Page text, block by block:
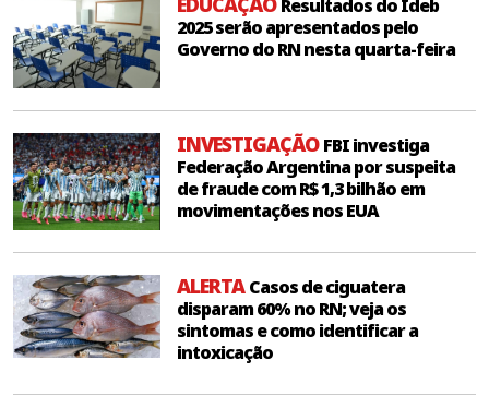
Resultados do Ideb
2025 serão apresentados pelo
Governo do RN nesta quarta-feira
INVESTIGAÇÃOFBI investiga
Federação Argentina por suspeita
de fraude com R$ 1,3 bilhão em
movimentações nos EUA
ALERTACasos de ciguatera
disparam 60% no RN; veja os
sintomas e como identificar a
intoxicação